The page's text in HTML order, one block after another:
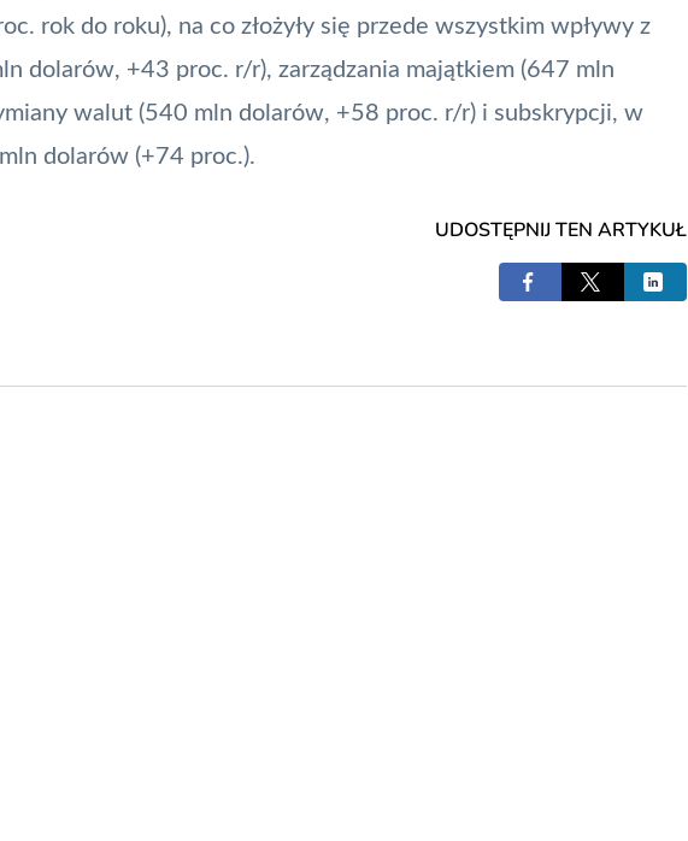
rok do roku), na co złożyły się przede wszystkim wpływy z
dolarów, +43 proc. r/r), zarządzania majątkiem (647 mln
walut (540 mln dolarów, +58 proc. r/r) i subskrypcji, w
dolarów (+74 proc.).
UDOSTĘPNIJ TEN ARTYKUŁ